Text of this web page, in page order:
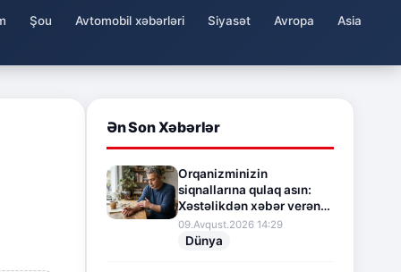
Şou Avtomobil xəbərləri Siyasət Avropa
Asia
Ən Son Xəbərlər
Orqanizminizin
siqnallarına qulaq asın:
Xəstəlikdən xəbər verən
gizli əlamətlər
09.Avqust.2026 14:29
Dünya